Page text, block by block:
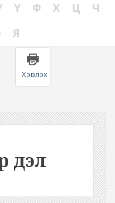
Ү Ф Х Ц
Ч
Я
Хэвлэх
дэл